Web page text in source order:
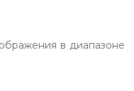
в диапазоне